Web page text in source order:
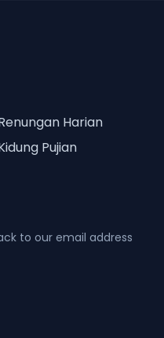
Harian
Pujian
to our email address